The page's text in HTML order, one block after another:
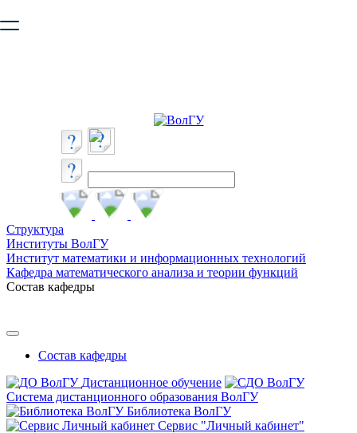
безопасную работу с сайтом. Пожалуйста
Структура
Институты ВолГУ
Институт математики и информационных технологий
Кафедра математического анализа и теории функций
Состав кафедры
Состав кафедры
Дистанционное обучение
Система дистанционного образования ВолГУ
Библиотека ВолГУ
Сервис "Личный кабинет"